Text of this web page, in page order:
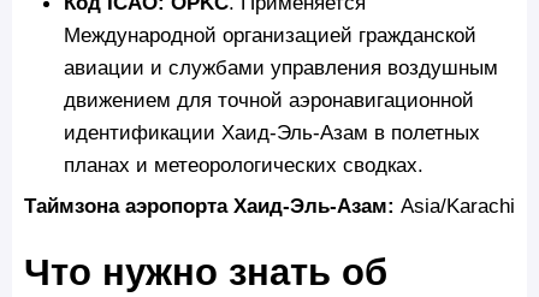
Международной организацией гражданской
авиации и службами управления воздушным
движением для точной аэронавигационной
идентификации Хаид-Эль-Азам в полетных
планах и метеорологических сводках.
Таймзона аэропорта Хаид-Эль-Азам: Asia/Karachi
Что нужно знать об